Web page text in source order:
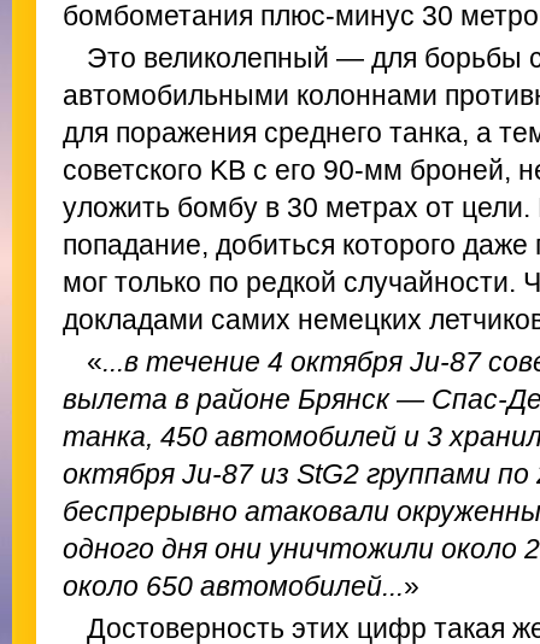
бомбометания плюс-минус 30
Это великолепный — для борьбы
автомобильными колоннами
для поражения среднего танка, а
советского KB с его 90-мм броней,
уложить бомбу в 30 метрах от
попадание, добиться которого
мог только по редкой случайности.
докладами самих немецких
«...в течение 4 октября Ju-87
вылета в районе Брянск — Спас-
танка, 450 автомобилей и 3
октября Ju-87 из StG2 группами
беспрерывно атаковали
одного дня они уничтожили около
около 650 автомобилей...»
Достоверность этих цифр такая